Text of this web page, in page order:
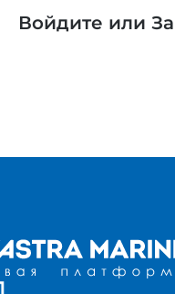
Войдите или